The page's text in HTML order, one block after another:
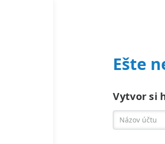
Ešte
Vytvor si